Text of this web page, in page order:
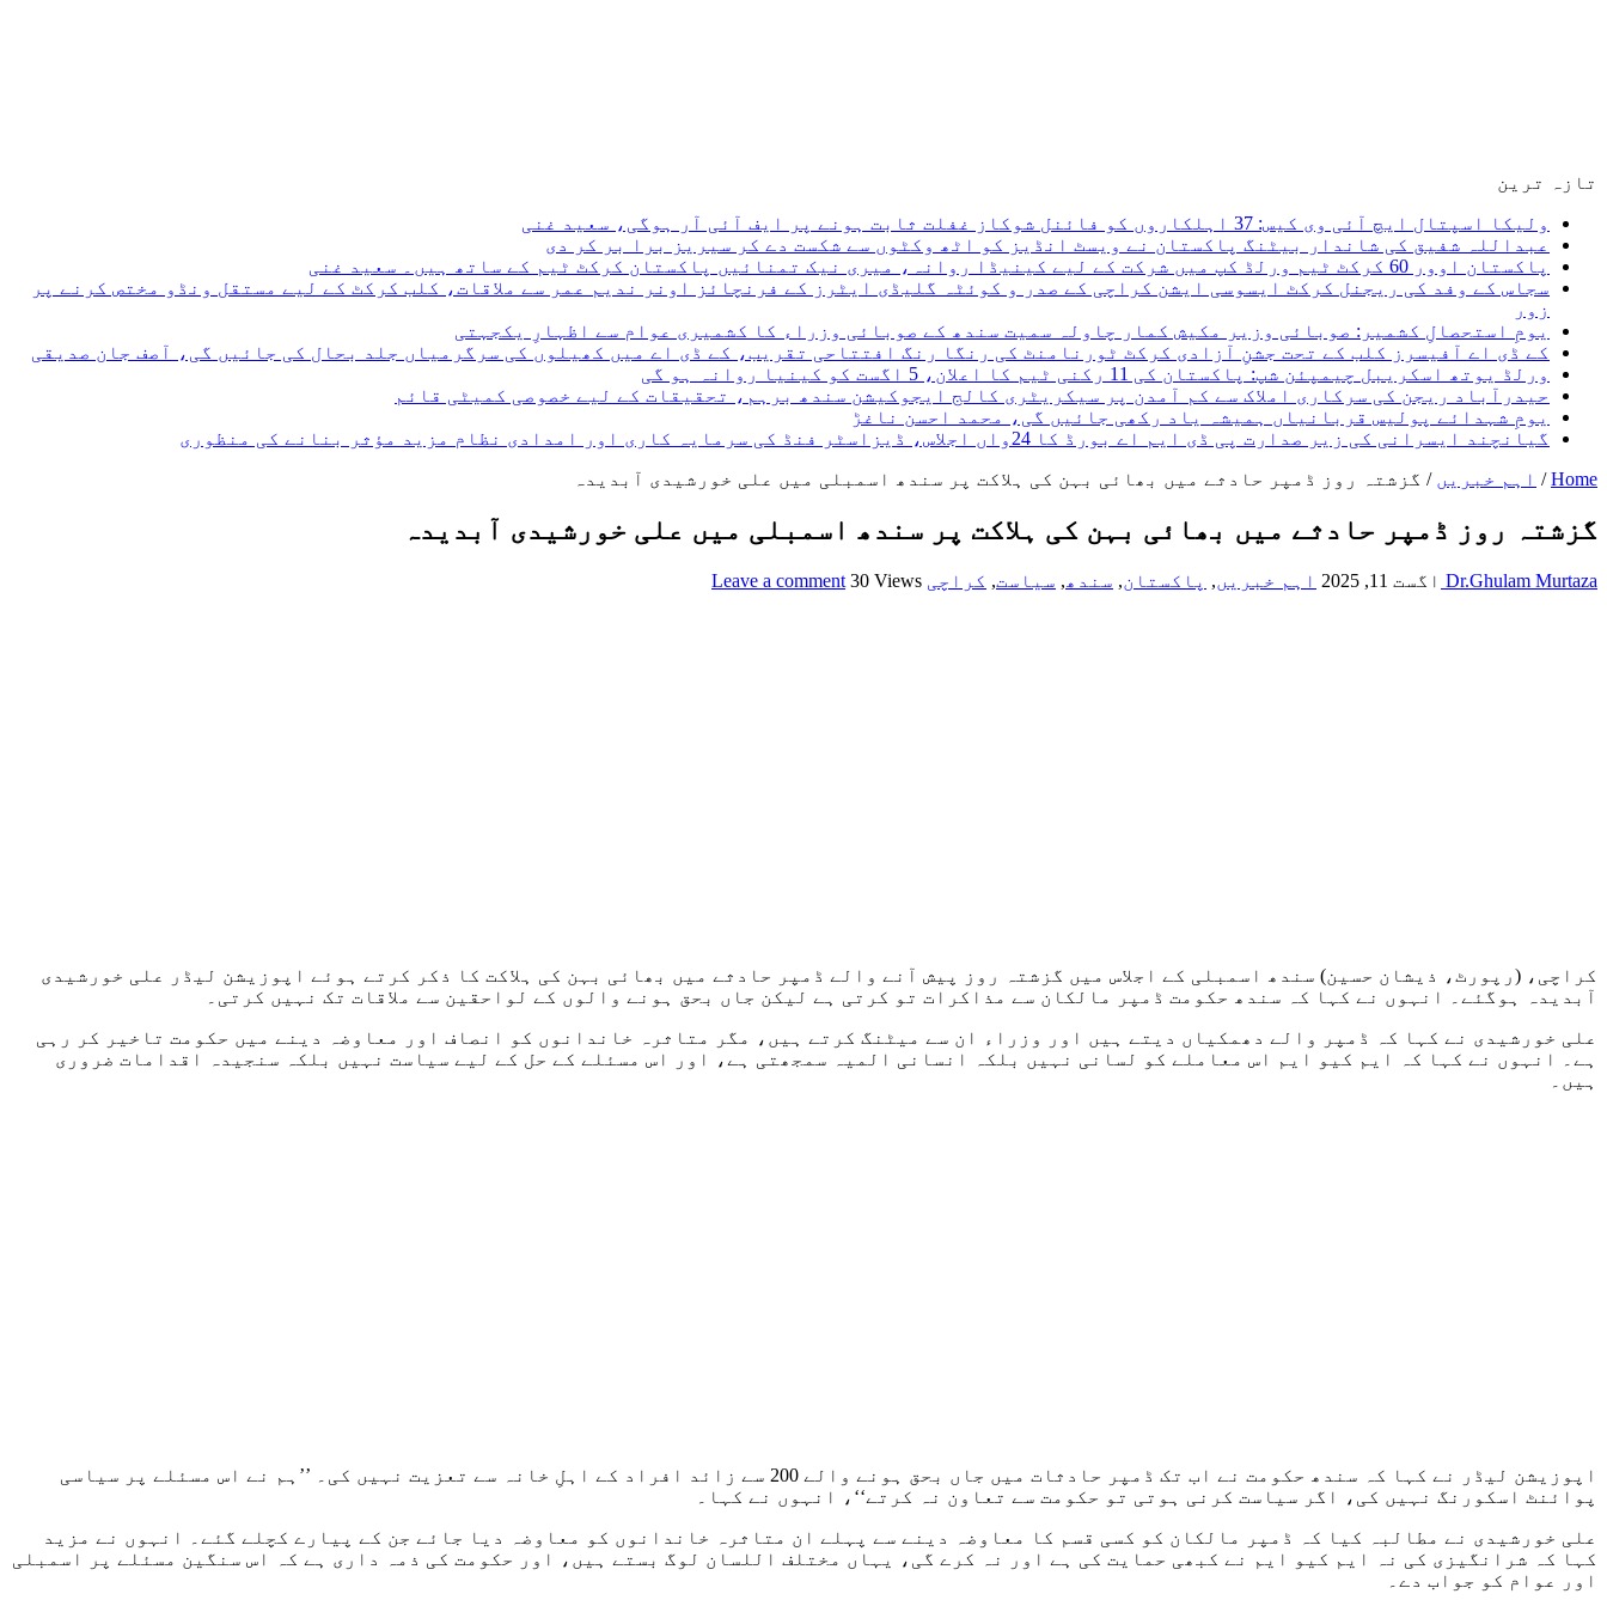
تازہ ترین
ولیکا اسپتال ایچ آئی وی کیس: 37 اہلکاروں کو فائنل شوکاز غفلت ثابت ہونے پر ایف آئی آر ہوگی، سعید غنی
عبداللہ شفیق کی شاندار بیٹنگ پاکستان نے ویسٹ انڈیز کو اٹھ وکٹوں سے شکست دے کر سیریز برا بر کر دی
پاکستان اوور 60 کرکٹ ٹیم ورلڈ کپ میں شرکت کے لیے کینیڈا روانہ، میری نیک تمنائیں پاکستان کرکٹ ٹیم کے ساتھ ہیں۔ سعید غنی
سجاس کے وفد کی ریجنل کرکٹ ایسوسی ایشن کراچی کے صدر و کوئٹہ گلیڈی ایٹرز کے فرنچائز اونر ندیم عمر سے ملاقات، کلب کرکٹ کے لیے مستقل ونڈو مختص کرنے پر
زور
یومِ استحصالِ کشمیر: صوبائی وزیر مکیش کمار چاولہ سمیت سندھ کے صوبائی وزراء کا کشمیری عوام سے اظہارِ یکجہتی
کے ڈی اے آفیسرز کلب کے تحت جشنِ آزادی کرکٹ ٹورنامنٹ کی رنگا رنگ افتتاحی تقریب، کے ڈی اے میں کھیلوں کی سرگرمیاں جلد بحال کی جائیں گی، آصف جان صدیقی
ورلڈ یوتھ اسکریبل چیمپئن شپ: پاکستان کی 11 رکنی ٹیم کا اعلان، 5 اگست کو کینیا روانہ ہو گی
حیدرآباد ریجن کی سرکاری املاک سے کم آمدن پر سیکریٹری کالج ایجوکیشن سندھ برہم، تحقیقات کے لیے خصوصی کمیٹی قائم
یومِ شہدائے پولیس قربانیاں ہمیشہ یاد رکھی جائیں گی، محمد احسن ناغڑ
گیانچند ایسرانی کی زیر صدارت پی ڈی ایم اے بورڈ کا 24واں اجلاس، ڈیزاسٹر فنڈ کی سرمایہ کاری اور امدادی نظام مزید مؤثر بنانے کی منظوری
Home
/ اہم خبریں / گزشتہ روز ڈمپر حادثے میں بھائی بہن کی ہلاکت پر سندھ اسمبلی میں علی خورشیدی آبدیدہ
گزشتہ روز ڈمپر حادثے میں بھائی بہن کی ہلاکت پر سندھ اسمبلی میں علی خورشیدی آبدیدہ
Dr.Ghulam Murtaza اگست 11, 2025 اہم خبریں, پاکستان, سندھ , سیاست, کراچی Leave a comment 30 Views
کراچی، (رپورٹ، ذیشان حسین) سندھ اسمبلی کے اجلاس میں گزشتہ روز پیش آنے والے ڈمپر حادثے میں بھائی بہن کی ہلاکت کا ذکر کرتے ہوئے اپوزیشن لیڈر علی خورشیدی
آبدیدہ ہوگئے۔ انہوں نے کہا کہ سندھ حکومت ڈمپر مالکان سے مذاکرات تو کرتی ہے لیکن جاں بحق ہونے والوں کے لواحقین سے ملاقات تک نہیں کرتی۔
علی خورشیدی نے کہا کہ ڈمپر والے دھمکیاں دیتے ہیں اور وزراء ان سے میٹنگ کرتے ہیں، مگر متاثرہ خاندانوں کو انصاف اور معاوضہ دینے میں حکومت تاخیر کر رہی
ہے۔ انہوں نے کہا کہ ایم کیو ایم اس معاملے کو لسانی نہیں بلکہ انسانی المیہ سمجھتی ہے، اور اس مسئلے کے حل کے لیے سیاست نہیں بلکہ سنجیدہ اقدامات ضروری
ہیں۔
اپوزیشن لیڈر نے کہا کہ سندھ حکومت نے اب تک ڈمپر حادثات میں جاں بحق ہونے والے 200 سے زائد افراد کے اہلِ خانہ سے تعزیت نہیں کی۔ ’’ہم نے اس مسئلے پر سیاسی
پوائنٹ اسکورنگ نہیں کی، اگر سیاست کرنی ہوتی تو حکومت سے تعاون نہ کرتے‘‘، انہوں نے کہا۔
علی خورشیدی نے مطالبہ کیا کہ ڈمپر مالکان کو کسی قسم کا معاوضہ دینے سے پہلے ان متاثرہ خاندانوں کو معاوضہ دیا جائے جن کے پیارے کچلے گئے۔ انہوں نے مزید
کہا کہ شرانگیزی کی نہ ایم کیو ایم نے کبھی حمایت کی ہے اور نہ کرے گی، یہاں مختلف اللسان لوگ بستے ہیں، اور حکومت کی ذمہ داری ہے کہ اس سنگین مسئلے پر اسمبلی
اور عوام کو جواب دے۔